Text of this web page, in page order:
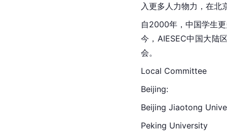
入更多人力物力，在北
自2000年，中国学生
今，AIESEC中国大陆
会。
Local Committee
Beijing:
Beijing Jiaotong
Peking University